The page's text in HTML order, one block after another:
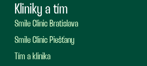
Kliniky a tím
Smile Clinic Bratislava
Smile Clinic Piešťany
Tím a klinika